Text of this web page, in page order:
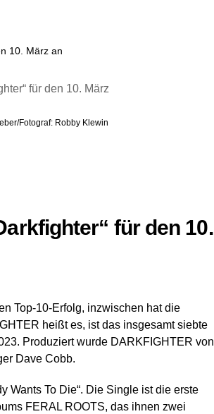
10. März an
Fotograf: Robby Klewin
für den 10.
Top-10-Erfolg, inzwischen hat die
heißt es, ist das insgesamt siebte
Produziert wurde DARKFIGHTER von
Dave Cobb.
Wants To Die“. Die Single ist die erste
FERAL ROOTS, das ihnen zwei